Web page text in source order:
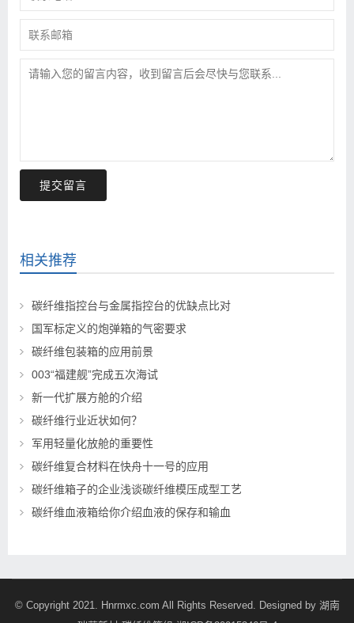
提交留言
相关推荐
碳纤维指控台与金属指控台的优缺点比对
国军标定义的炮弹箱的气密要求
碳纤维包装箱的应用前景
003“福建舰”完成五次海试
新一代扩展方舱的介绍
碳纤维行业近状如何？
军用轻量化放舱的重要性
碳纤维复合材料在快舟十一号的应用
碳纤维箱子的企业浅谈碳纤维模压成型工艺
碳纤维血液箱给你介绍血液的保存和输血
© Copyright 2021. Hnrmxc.com All Rights Reserved. Designed by 湖南